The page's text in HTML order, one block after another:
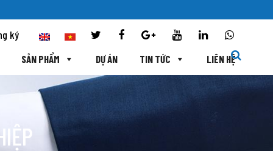
ký
SẢN PHẨM DỰ ÁN TIN TỨC LIÊN HỆ